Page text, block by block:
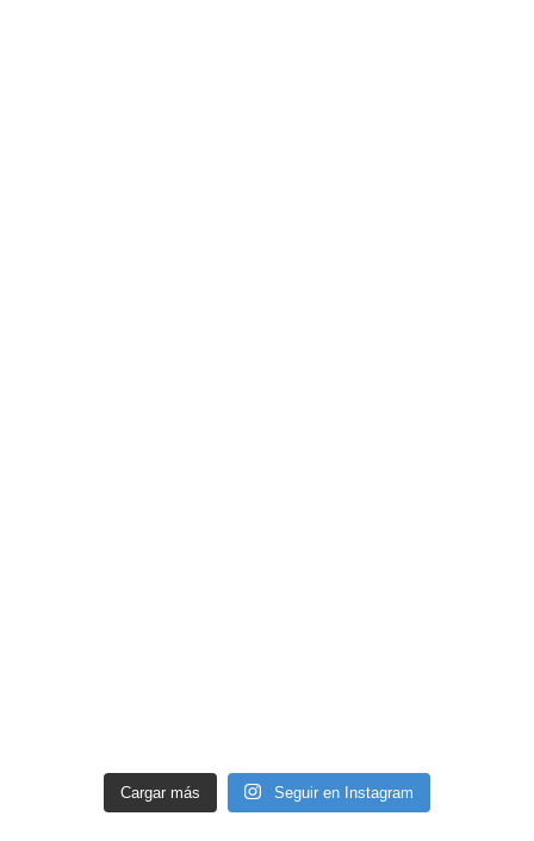
Cargar más Seguir en Instagram